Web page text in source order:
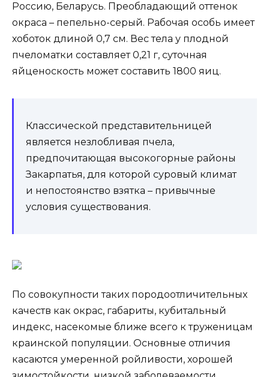
Россию, Беларусь. Преобладающий оттенок
окраса – пепельно-серый. Рабочая особь имеет
хоботок длиной 0,7 см. Вес тела у плодной
пчеломатки составляет 0,21 г, суточная
яйценоскость может составить 1800 яиц.
Классической представительницей
является незлобливая пчела,
предпочитающая высокогорные районы
Закарпатья, для которой суровый климат
и непостоянство взятка – привычные
условия существования.
По совокупности таких породоотличительных
качеств как окрас, габариты, кубитальный
индекс, насекомые ближе всего к труженицам
краинской популяции. Основные отличия
касаются умеренной ройливости, хорошей